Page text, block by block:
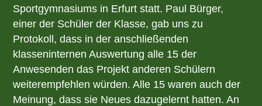
Sportgymnasiums in Erfurt statt. Paul Bürger,
einer der Schüler der Klasse, gab uns zu
Protokoll, dass in der anschließenden
klasseninternen Auswertung alle 15 der
Anwesenden das Projekt anderen Schülern
weiterempfehlen würden. Alle 15 waren auch der
Meinung, dass sie Neues dazugelernt hatten. An